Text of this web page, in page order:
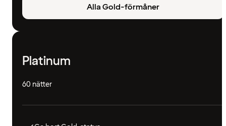
Alla Gold-förmåner
Platinum
60 nätter